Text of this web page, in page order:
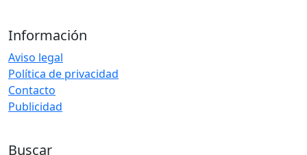
Información
Aviso legal
Política de privacidad
Contacto
Publicidad
Buscar